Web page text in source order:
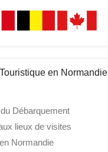
en Normandie
Débarquement
lieux de visites
Normandie